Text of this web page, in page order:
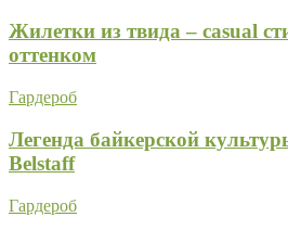
Жилетки из твида – casual
оттенком
Гардероб
Легенда байкерской
Belstaff
Гардероб